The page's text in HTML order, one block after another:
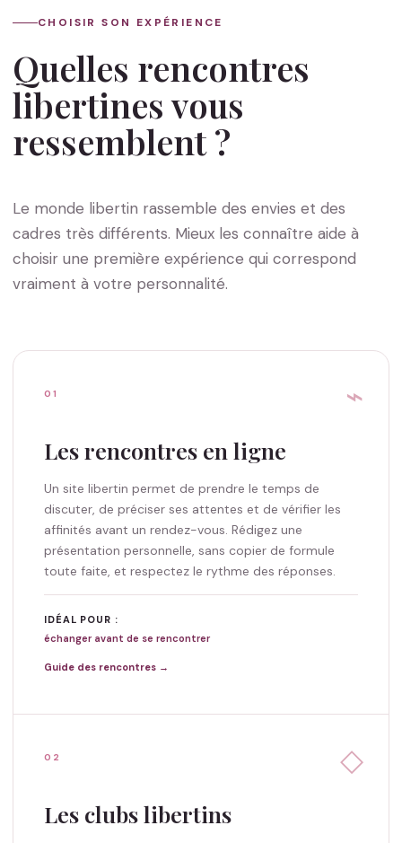
CHOISIR SON EXPÉRIENCE
Quelles rencontres
libertines vous
ressemblent ?
Le monde libertin rassemble des envies et des
cadres très différents. Mieux les connaître aide à
choisir une première expérience qui correspond
vraiment à votre personnalité.
⌁
01
Les rencontres en ligne
Un site libertin permet de prendre le temps de
discuter, de préciser ses attentes et de vérifier les
affinités avant un rendez-vous. Rédigez une
présentation personnelle, sans copier de formule
toute faite, et respectez le rythme des réponses.
IDÉAL POUR :
échanger avant de se rencontrer
Guide des rencontres →
◇
02
Les clubs libertins